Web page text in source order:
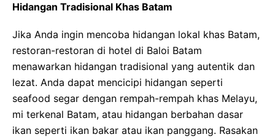
Hidangan Tradisional Khas Batam
Jika Anda ingin mencoba hidangan lokal khas Batam,
restoran-restoran di hotel di Baloi Batam
menawarkan hidangan tradisional yang autentik dan
lezat. Anda dapat mencicipi hidangan seperti
seafood segar dengan rempah-rempah khas Melayu,
mi terkenal Batam, atau hidangan berbahan dasar
ikan seperti ikan bakar atau ikan panggang. Rasakan